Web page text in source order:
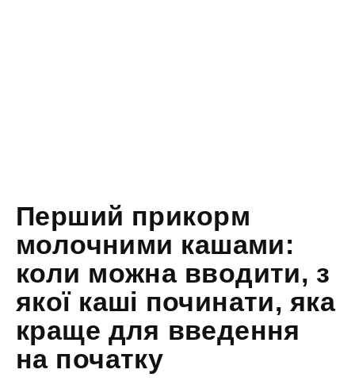
Перший прикорм
молочними кашами:
коли можна вводити, з
якої каші починати, яка
краще для введення
на початку